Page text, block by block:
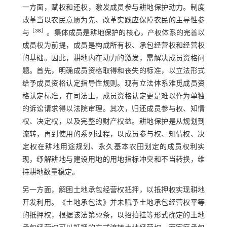
一方面，赋权和还权，激发成员参与耕地保护动力。制度
改革当以农民意愿为先、改革实践应保障农民的主导性参
与
38
。集体成员是耕地保护的核心，产权体系的完善以
成员权为前提，成员是构成所有权、承包经营权和经营权
的基础。因此，耕地内在动力的激发，需解决成员资格问
题。首先，明确成员资格取得和丧失的标准，以立法形式
给予成员资格认定指导性规则。现有立法体系难觅成员资
格认定标准，在司法上，成员资格认定更是难以作为单独
的诉讼请求得以法院审理。其次，归还成员参与权、知情
权、决定权，以及完整的财产权益。耕地保护是从规划到
流转，再到使用的系列过程，以成员参与权、知情权、决
定权在耕地用途规划、永久基本农田划定的成员权利实
现，纾解耕地与建设用地的用地指标冲突和不当转换，维
持耕地数量稳定。
另一方面，解困土地承包经营权抵押，以抵押权实现耕地
开发利用。《土地承包法》并未赋予土地承包经营权平等
的抵押权，根据该法第52条，以招拍挂等形式确定的土地